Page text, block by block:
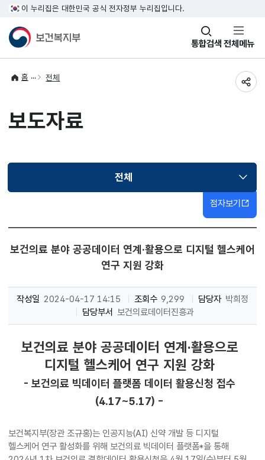
이 누리집은 대한민국 공식 전자정부 누리집입니다.
통합검색
창
열기 전체메뉴
홈 전체
보도자료
전체선택됨
점자보기
보건의료 분야 공공데이터 연계·활용으로 디지털 헬스케어
연구 지원 강화
작성일 2024-04-17 14:15 조회수 9,299 담당자 박희정
담당부서 보건의료데이터진흥과
보건의료 분야 공공데이터 연계·활용으로
디지털 헬스케어 연구 지원 강화
- 보건의료 빅데이터 플랫폼 데이터 활용신청 접수
(4.17~5.17) -
보건복지부(장관 조규홍)는 인공지능(AI) 신약 개발 등 디지털
헬스케어 연구 활성화를 위해 보건의료 빅데이터 플랫폼*을 통해